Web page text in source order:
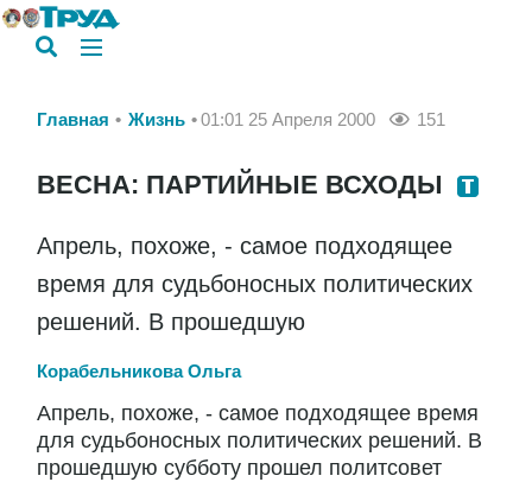
Главная Жизнь 01:01 25 Апреля 2000 151
ВЕСНА: ПАРТИЙНЫЕ ВСХОДЫ
Апрель, похоже, - самое подходящее
время для судьбоносных политических
решений. В прошедшую
Корабельникова Ольга
Апрель, похоже, - самое подходящее время
для судьбоносных политических решений. В
прошедшую субботу прошел политсовет